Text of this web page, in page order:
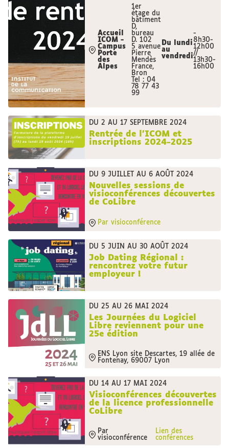
Accueil
ICOM -
Campus
Porte
des
Alpes
1er
étage du
bâtiment
D,
bureau
D. 102
5 avenue
Pierre
Mendès
France,
Bron
Tel : 04
78 77 43
99
Du lundi
au
vendredi
-
8h30-
12h00
//
13h30-
16h00
DU 2 AU 17 SEPTEMBRE 2024
Rentrée de l'ICOM et
inscriptions 2024-2025
DU 9 JUILLET AU 6 AOÛT 2024
Nouvelles sessions de
visioconférences découvertes
de CoLibre
Par visioconférence
DU 5 JUIN AU 30 AOÛT 2024
Job Dating Régional :
rencontrez votre futur
employeur !
DU 25 AU 26 MAI 2024
Les Journées du Logiciel
Libre reviennent pour une
25e édition
ENS Lyon site Descartes, 19 allée de
Fontenay, 69007 Lyon
DU 14 AU 17 MAI 2024
Visioconférences découvertes
de la licence professionnelle
CoLibre
Par
visioconférence
Lien des
conférences